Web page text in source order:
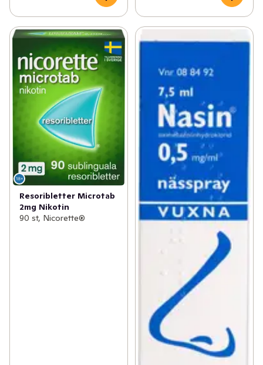
Resoribletter Microtab
2mg Nikotin
90 st, Nicorette®